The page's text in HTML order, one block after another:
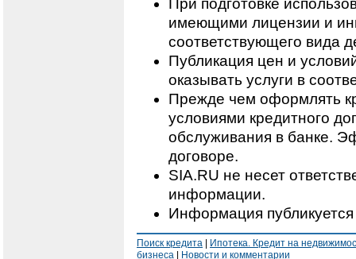
При подготовке
имеющими лицензии и
соответствующего вида
Публикация цен и
оказывать услуги в
Прежде чем оформлять
условиями кредитного
обслуживания в банке.
договоре.
SIA.RU не несет
информации.
Информация
Поиск кредита
Ипотека. Кредит на
бизнеса
Новости и комментарии